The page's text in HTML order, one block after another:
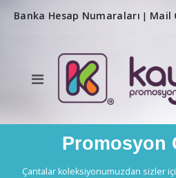
Banka Hesap Numaraları | Mail
Promosyon
Çantalar koleksiyonumuzdan sizler